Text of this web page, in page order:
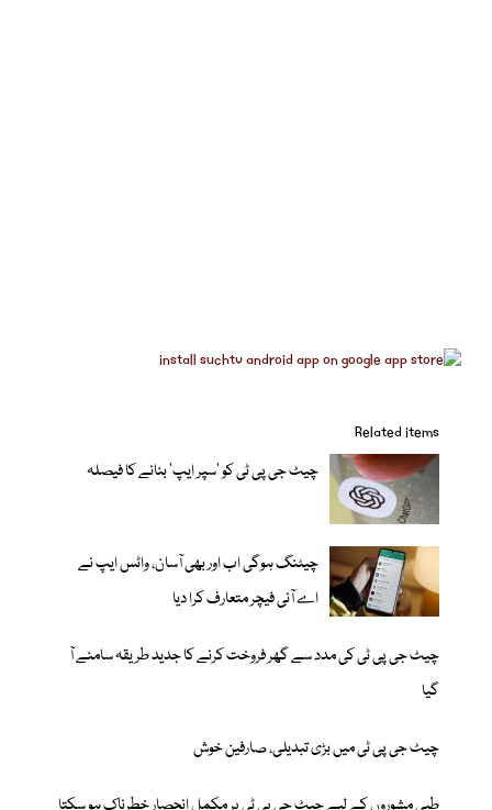
Related items
چیٹ جی پی ٹی کو ‘سپر ایپ’ بنانے کا فیصلہ
چیٹنگ ہوگی اب اور بھی آسان، واٹس ایپ نے
اے آئی فیچر متعارف کرا دیا
چیٹ جی پی ٹی کی مدد سے گھر فروخت کرنے کا جدید طریقہ سامنے آ
گیا
چیٹ جی پی ٹی میں بڑی تبدیلی، صارفین خوش